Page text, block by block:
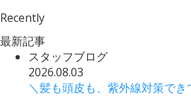
Recently
最新記事
スタッフブログ
2026.08.03
＼髪も頭皮も、紫外線対策で